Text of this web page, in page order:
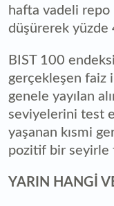
hafta vadeli repo
düşürerek yüzde
BIST 100
gerçekleşen faiz
genele yayılan
seviyelerini test
yaşanan kısmi
pozitif bir seyirle
YARIN HANGİ